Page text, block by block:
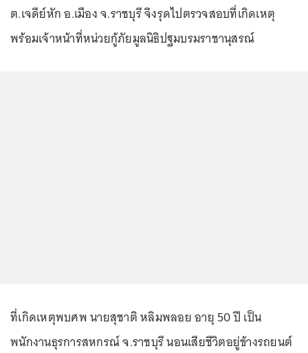
ต.เจดีย์หัก อ.เมือง จ.ราชบุรี จึงรุดไปตรวจสอบที่เกิดเหตุ
พร้อมเจ้าหน้าที่หน่วยกู้ภัยมูลนิธิปฐมบรมราชานุสรณ์
ที่เกิดเหตุพบศพ นายสุชาติ หลิมพลอย อายุ 50 ปี เป็น
พนักงานธุรการสหกรณ์ จ.ราชบุรี นอนเสียชีวิตอยู่ข้างรถยนต์